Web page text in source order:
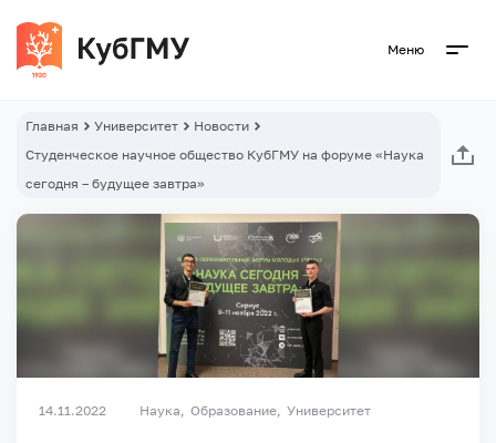
Меню
Главная Университет
Новости
Студенческое научное общество КубГМУ на форуме «Наука
сегодня – будущее завтра»
14.11.2022 Наука Образование Университет